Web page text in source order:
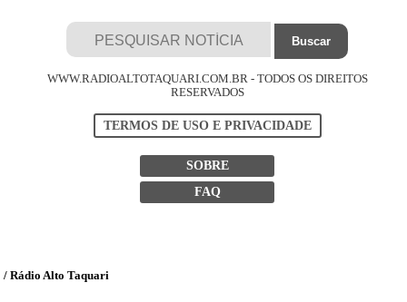
WWW.RADIOALTOTAQUARI.COM.BR - TODOS OS DIREITOS
RESERVADOS
TERMOS DE USO E PRIVACIDADE
SOBRE
FAQ
/ Rádio Alto Taquari